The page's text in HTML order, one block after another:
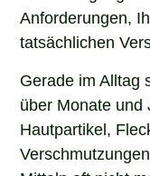
Anforderungen,
tatsächlichen
Gerade im Alltag
über Monate und
Hautpartikel,